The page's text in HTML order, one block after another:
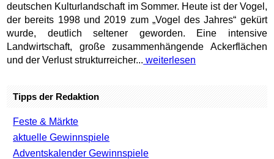
deutschen Kulturlandschaft im Sommer. Heute ist der Vogel,
der bereits 1998 und 2019 zum „Vogel des Jahres“ gekürt
wurde, deutlich seltener geworden. Eine intensive
Landwirtschaft, große zusammenhängende Ackerflächen
und der Verlust strukturreicher... weiterlesen
Tipps der Redaktion
Feste & Märkte
aktuelle Gewinnspiele
Adventskalender Gewinnspiele